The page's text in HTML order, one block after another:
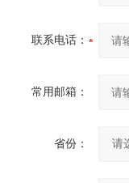
联系电话：
常用邮箱：
省份：